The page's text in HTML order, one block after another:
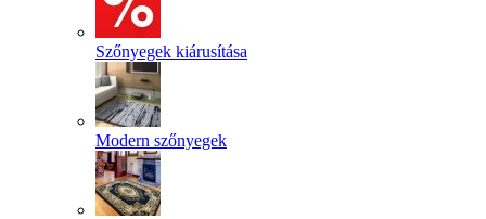
Szőnyegek kiárusítása
Modern szőnyegek